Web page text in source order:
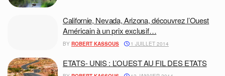
Californie, Nevada, Arizona, découvrez l’Ouest
Américain à un prix exclusif…
BY ROBERT KASSOUS 1 JUILLET 2014
ETATS- UNIS : L’OUEST AU FIL DES ETATS